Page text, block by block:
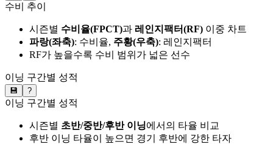
수비 추이
시즌별 수비율(FPCT)과 레인지팩터(RF) 이중 차트
파랑(좌축): 수비율, 주황(우축): 레인지팩터
RF가 높을수록 수비 범위가 넓은 선수
이닝 구간별 성적
💾 ?
이닝 구간별 성적
시즌별 초반/중반/후반 이닝에서의 타율 비교
후반 이닝 타율이 높으면 경기 후반에 강한 타자